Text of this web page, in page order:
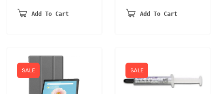
was:
is:
Add To Cart
1,69 €.
1,44 €.
Add To Cart
SALE SALE